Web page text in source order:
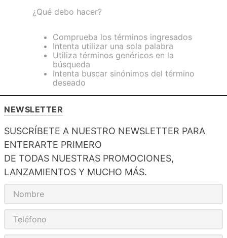
¿Qué debo hacer?
Comprueba los términos ingresados
Intenta utilizar una sola palabra
Utiliza términos genéricos en la
búsqueda
Intenta buscar sinónimos del término
deseado
NEWSLETTER
SUSCRÍBETE A NUESTRO NEWSLETTER PARA
ENTERARTE PRIMERO
DE TODAS NUESTRAS PROMOCIONES,
LANZAMIENTOS Y MUCHO MÁS.